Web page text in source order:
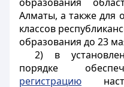
Алматы, а также для
классов
образования до 23
2) в
порядке
регистрацию